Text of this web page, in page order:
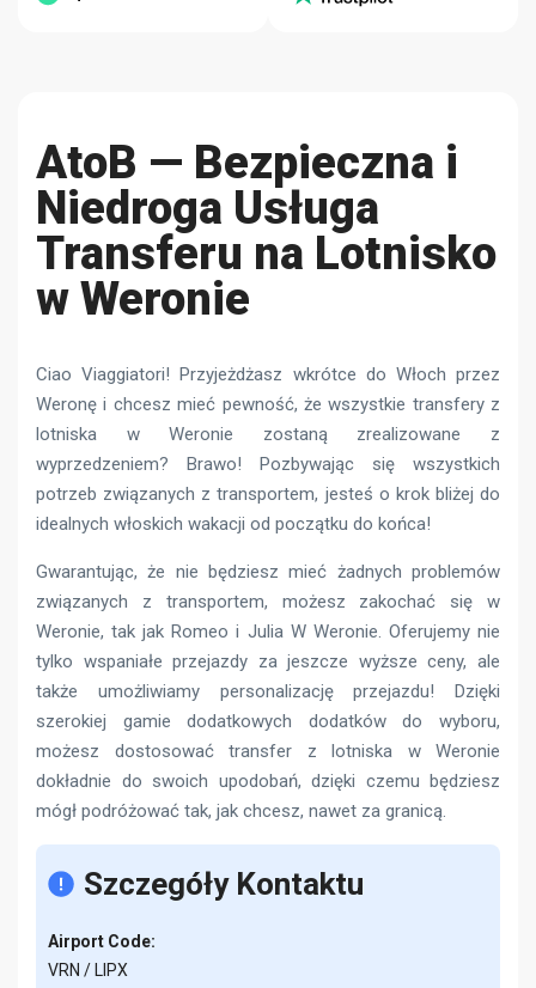
AtoB — Bezpieczna i
Niedroga Usługa
Transferu na Lotnisko
w Weronie
Ciao Viaggiatori! Przyjeżdżasz wkrótce do Włoch przez
Weronę i chcesz mieć pewność, że wszystkie transfery z
lotniska w Weronie zostaną zrealizowane z
wyprzedzeniem? Brawo! Pozbywając się wszystkich
potrzeb związanych z transportem, jesteś o krok bliżej do
idealnych włoskich wakacji od początku do końca!
Gwarantując, że nie będziesz mieć żadnych problemów
związanych z transportem, możesz zakochać się w
Weronie, tak jak Romeo i Julia W Weronie. Oferujemy nie
tylko wspaniałe przejazdy za jeszcze wyższe ceny, ale
także umożliwiamy personalizację przejazdu! Dzięki
szerokiej gamie dodatkowych dodatków do wyboru,
możesz dostosować transfer z lotniska w Weronie
dokładnie do swoich upodobań, dzięki czemu będziesz
mógł podróżować tak, jak chcesz, nawet za granicą.
Szczegóły Kontaktu
Airport Code:
VRN / LIPX